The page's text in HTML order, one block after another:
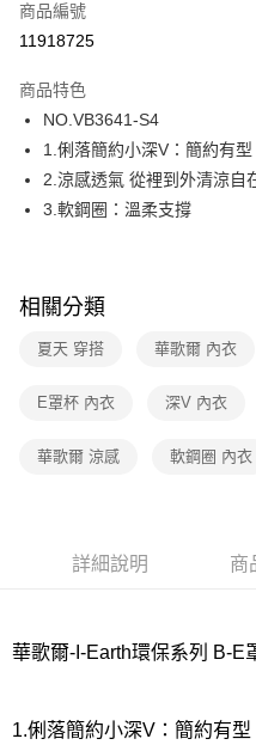
街口支付
運送方式
全家取貨付款
每筆NT$80，滿NT$1,000(含
7-11取貨付款
每筆NT$80，滿NT$1,000(含以
每筆NT$80，滿NT$1,000(含以
宅配
每筆NT$220
每筆NT$80，滿NT$1,000(含
商品編號
11918725
商品特色
NO.VB3641-S4
1.俐落簡約小深V：簡約有型
2.涼感透氣 從裡到外清涼自
3.軟鋼圈：溫柔支撐
相關分類
夏天 穿搭 華歌爾 內衣
E罩杯 內衣 深V 內衣
華歌爾 涼感 軟鋼圈 內衣
詳細說明 商
華歌爾-I-Earth環保系列 B-E
1.俐落簡約小深V：簡約有型